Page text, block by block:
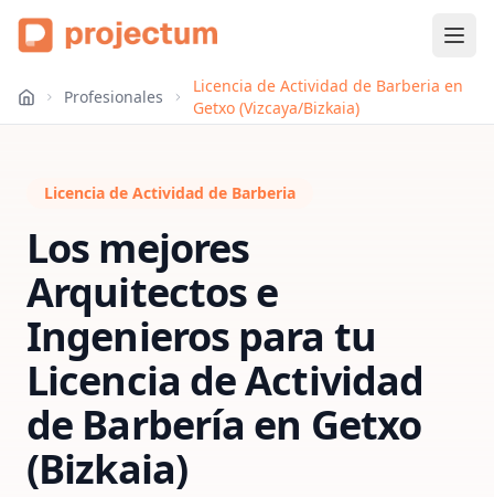
Profesionales
Licencia de Actividad de Barberia en
Getxo (Vizcaya/Bizkaia)
Licencia de Actividad de Barberia
Los mejores
Arquitectos e
Ingenieros para tu
Licencia de Actividad
de Barbería en Getxo
(Bizkaia)